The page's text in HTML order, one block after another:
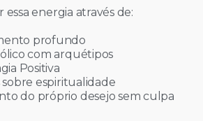
essa energia através de:
profundo
com arquétipos
Positiva
sobre espiritualidade
do próprio desejo sem culpa